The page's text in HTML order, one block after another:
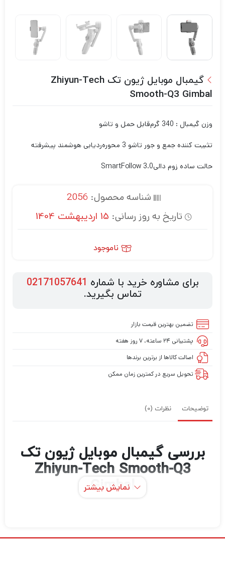
گیمبال موبایل ژیون تک Zhiyun-Tech
Smooth-Q3 Gimbal
وزن گیمبال : 340 گرم قابل حمل و تاشو
تثبیت کننده جمع و جور تاشو 3 محوره ردیابی هوشمند پیشرفته
حالت ساده زوم دالیSmartFollow 3.0
شناسه محصول: 2056
تاریخ به روز رسانی: 15 اردیبهشت 1404
ناموجود
برای مشاوره خرید با شماره 02171057641
تماس بگیرید.
تضمین بهترین قیمت بازار
پشتیبانی ۲۴ ساعته، ۷ روز هفته
اصالت کالاها از برترین برندها
تحویل سریع در کمترین زمان ممکن
توضیحات نظرات (0)
بررسی گیمبال موبایل ژیون تک
Zhiyun-Tech Smooth-Q3
Gimbal
نمایش بیشتر